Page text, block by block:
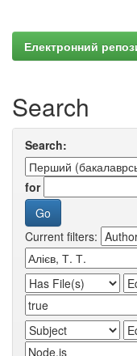
Електронний
Search
Search:
for
Current filters: